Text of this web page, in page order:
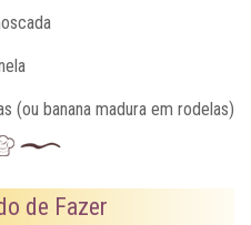
(ou banana madura em rodelas)
de Fazer